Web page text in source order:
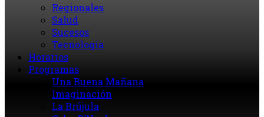
Regionales
Salud
Sucesos
Tecnología
Horarios
Programas
Una Buena Mañana
Imaginación
La Brújula